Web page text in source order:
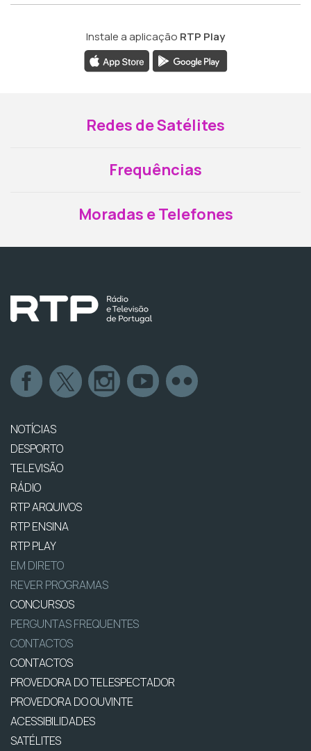
Instale a aplicação RTP Play
Redes de Satélites
Frequências
Moradas e Telefones
NOTÍCIAS
DESPORTO
TELEVISÃO
RÁDIO
RTP ARQUIVOS
RTP ENSINA
RTP PLAY
EM DIRETO
REVER PROGRAMAS
CONCURSOS
PERGUNTAS FREQUENTES
CONTACTOS
CONTACTOS
PROVEDORA DO TELESPECTADOR
PROVEDORA DO OUVINTE
ACESSIBILIDADES
SATÉLITES